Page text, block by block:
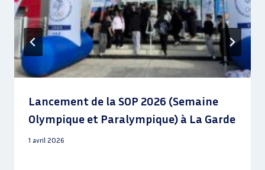
Lancement de la SOP 2026 (Semaine
Olympique et Paralympique) à La Garde
1 avril 2026